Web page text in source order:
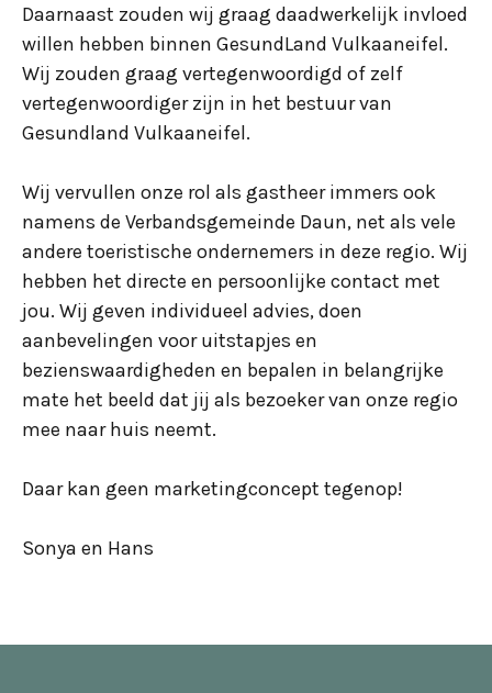
Daarnaast zouden wij graag daadwerkelijk invloed
willen hebben binnen GesundLand Vulkaaneifel.
Wij zouden graag vertegenwoordigd of zelf
vertegenwoordiger zijn in het bestuur van
Gesundland Vulkaaneifel.
Wij vervullen onze rol als gastheer immers ook
namens de Verbandsgemeinde Daun, net als vele
andere toeristische ondernemers in deze regio. Wij
hebben het directe en persoonlijke contact met
jou. Wij geven individueel advies, doen
aanbevelingen voor uitstapjes en
bezienswaardigheden en bepalen in belangrijke
mate het beeld dat jij als bezoeker van onze regio
mee naar huis neemt.
Daar kan geen marketingconcept tegenop!
Sonya en Hans